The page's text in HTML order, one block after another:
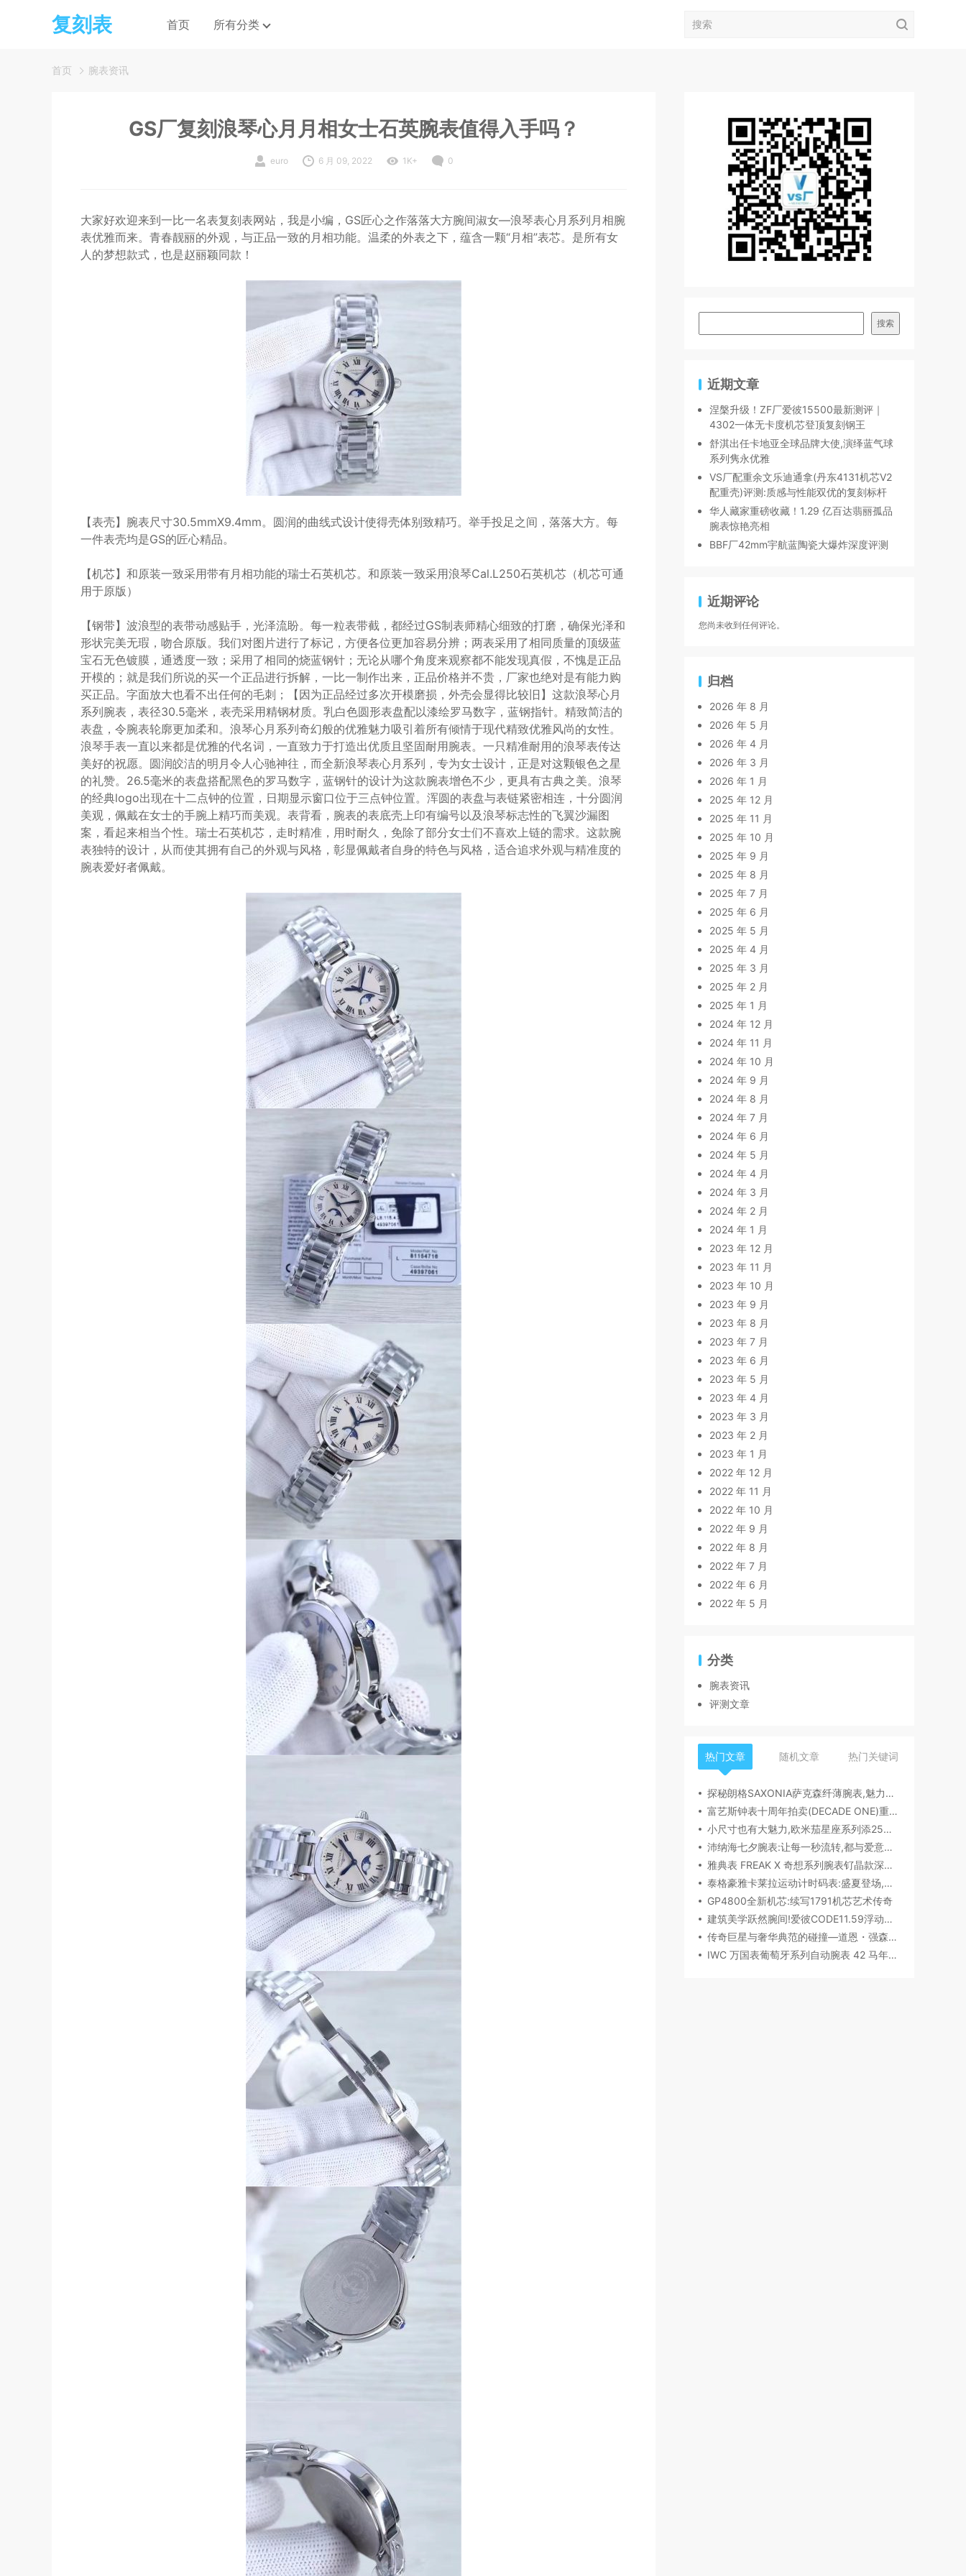
复刻表 首页 所有分类
首页 腕表资讯
GS厂复刻浪琴心月月相女士石英腕表值得入手吗？
euro 6 月 09, 2022 1K+ 0
大家好欢迎来到一比一名表复刻表网站，我是小编，GS匠心之作落落大方腕间淑女—浪琴表心月系列月相腕
表优雅而来。青春靓丽的外观，与正品一致的月相功能。温柔的外表之下，蕴含一颗“月相”表芯。是所有女
人的梦想款式，也是赵丽颖同款！
【表壳】腕表尺寸30.5mmX9.4mm。圆润的曲线式设计使得壳体别致精巧。举手投足之间，落落大方。每
一件表壳均是GS的匠心精品。
【机芯】和原装一致采用带有月相功能的瑞士石英机芯。和原装一致采用浪琴Cal.L250石英机芯（机芯可通
用于原版）
【钢带】波浪型的表带动感贴手，光泽流盼。每一粒表带截，都经过GS制表师精心细致的打磨，确保光泽和
形状完美无瑕，吻合原版。我们对图片进行了标记，方便各位更加容易分辨；两表采用了相同质量的顶级蓝
宝石无色镀膜，通透度一致；采用了相同的烧蓝钢针；无论从哪个角度来观察都不能发现真假，不愧是正品
开模的；就是我们所说的买一个正品进行拆解，一比一制作出来，正品价格并不贵，厂家也绝对是有能力购
买正品。字面放大也看不出任何的毛刺；【因为正品经过多次开模磨损，外壳会显得比较旧】这款浪琴心月
系列腕表，表径30.5毫米，表壳采用精钢材质。乳白色圆形表盘配以漆绘罗马数字，蓝钢指针。精致简洁的
表盘，令腕表轮廓更加柔和。浪琴心月系列奇幻般的优雅魅力吸引着所有倾情于现代精致优雅风尚的女性。
浪琴手表一直以来都是优雅的代名词，一直致力于打造出优质且坚固耐用腕表。一只精准耐用的浪琴表传达
美好的祝愿。圆润皎洁的明月令人心驰神往，而全新浪琴表心月系列，专为女士设计，正是对这颗银色之星
的礼赞。26.5毫米的表盘搭配黑色的罗马数字，蓝钢针的设计为这款腕表增色不少，更具有古典之美。浪琴
的经典logo出现在十二点钟的位置，日期显示窗口位于三点钟位置。浑圆的表盘与表链紧密相连，十分圆润
美观，佩戴在女士的手腕上精巧而美观。表背看，腕表的表底壳上印有编号以及浪琴标志性的飞翼沙漏图
案，看起来相当个性。瑞士石英机芯，走时精准，用时耐久，免除了部分女士们不喜欢上链的需求。这款腕
表独特的设计，从而使其拥有自己的外观与风格，彰显佩戴者自身的特色与风格，适合追求外观与精准度的
腕表爱好者佩戴。
搜索
近期文章
涅槃升级！ZF厂爱彼15500最新测评｜
4302一体无卡度机芯登顶复刻钢王
舒淇出任卡地亚全球品牌大使,演绎蓝气球
系列隽永优雅
VS厂配重余文乐迪通拿(丹东4131机芯V2
配重壳)评测:质感与性能双优的复刻标杆
华人藏家重磅收藏！1.29 亿百达翡丽孤品
腕表惊艳亮相
BBF厂42mm宇航蓝陶瓷大爆炸深度评测
近期评论
您尚未收到任何评论。
归档
2026 年 8 月
2026 年 5 月
2026 年 4 月
2026 年 3 月
2026 年 1 月
2025 年 12 月
2025 年 11 月
2025 年 10 月
2025 年 9 月
2025 年 8 月
2025 年 7 月
2025 年 6 月
2025 年 5 月
2025 年 4 月
2025 年 3 月
2025 年 2 月
2025 年 1 月
2024 年 12 月
2024 年 11 月
2024 年 10 月
2024 年 9 月
2024 年 8 月
2024 年 7 月
2024 年 6 月
2024 年 5 月
2024 年 4 月
2024 年 3 月
2024 年 2 月
2024 年 1 月
2023 年 12 月
2023 年 11 月
2023 年 10 月
2023 年 9 月
2023 年 8 月
2023 年 7 月
2023 年 6 月
2023 年 5 月
2023 年 4 月
2023 年 3 月
2023 年 2 月
2023 年 1 月
2022 年 12 月
2022 年 11 月
2022 年 10 月
2022 年 9 月
2022 年 8 月
2022 年 7 月
2022 年 6 月
2022 年 5 月
分类
腕表资讯
评测文章
热门文章 随机文章 热门关键词
探秘朗格SAXONIA萨克森纤薄腕表,魅力究竟何在？
富艺斯钟表十周年拍卖(DECADE ONE)重磅登场:首枚百达翡丽1518精钢腕表领衔呈献
小尺寸也有大魅力,欧米茄星座系列添25mm/28mm新作,精致感拉满
沛纳海七夕腕表:让每一秒流转,都与爱意同行
雅典表 FREAK X 奇想系列腕表钌晶款深度解读​
泰格豪雅卡莱拉运动计时码表:盛夏登场,精密机械诠释极速魅力
GP4800全新机芯:续写1791机芯艺术传奇
建筑美学跃然腕间!爱彼CODE11.59浮动陀飞轮镂空表,解锁时间律动新形态
传奇巨星与奢华典范的碰撞—道恩・强森佩戴 Chopard萧邦腕表珠宝亮相威尼斯电影节
IWC 万国表葡萄牙系列自动腕表 42 马年特别版：以时计之美，致敬农历新年​